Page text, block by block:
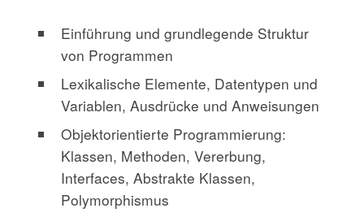
Einführung und grundlegende Struktur
von Programmen
Lexikalische Elemente, Datentypen und
Variablen, Ausdrücke und Anweisungen
Objektorientierte Programmierung:
Klassen, Methoden, Vererbung,
Interfaces, Abstrakte Klassen,
Polymorphismus